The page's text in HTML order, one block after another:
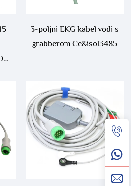
3-poljni EKG kabel vodi s
grabberom Ce&iso13485